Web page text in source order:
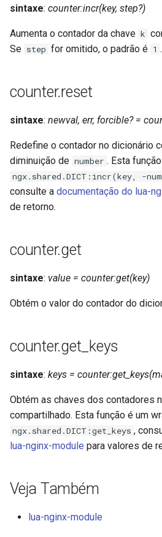
error-log-write
f4fhds
fancyindex
fips-check
graphite
headers-more
hmac-secure-link
html-sanitize
sintaxe: counter:incr(key, step?)
Aumenta o contador da chave k
Se step for omitido, o padrão é 1 .
counter.reset
sintaxe: newval, err, forcible? =
Redefine o contador no dicionário
diminuição de number . Esta
ngx.shared.DICT:incr(key, -
consulte a documentação do lua-
de retorno.
counter.get
sintaxe: value = counter:get(key)
Obtém o valor do contador do
counter.get_keys
sintaxe: keys =
Obtém as chaves dos contadores
compartilhado. Esta função é um
ngx.shared.DICT:get_keys ,
lua-nginx-module para valores de
Veja Também
lua-nginx-module